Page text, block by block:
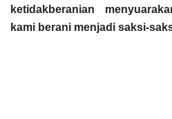
ketidakberanian
kami berani menjadi saksi-